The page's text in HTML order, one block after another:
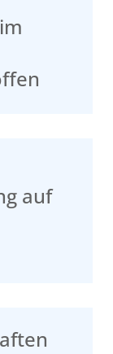
auf